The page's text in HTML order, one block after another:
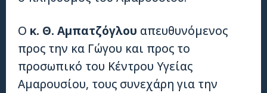
Ο κ. Θ. Αμπατζόγλου απευθυνόμενος
προς την κα Γώγου και προς το
προσωπικό του Κέντρου Υγείας
Αμαρουσίου, τους συνεχάρη για την